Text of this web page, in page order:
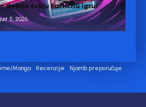
dobija svoju kartičnu igru!
5, 2026
Manga Recenzije Njamb preporučuje